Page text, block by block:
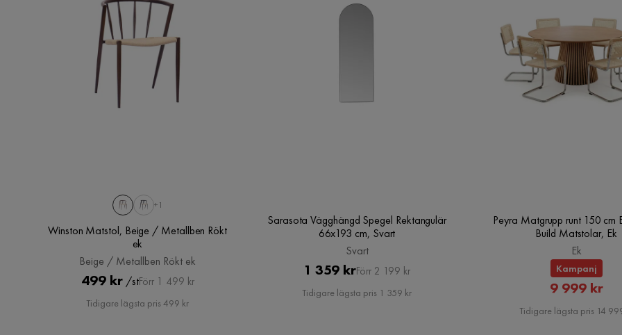
+1
Winston Matstol, Beige / Metallben Rökt
ek
Beige / Metallben Rökt ek
Pris
499 kr /stOriginal
Pris
Förr 1 499 kr
Tidigare lägsta pris 499 kr
Sarasota Vägghängd Spegel Rektangulär
66x193 cm, Svart
Svart
Pris
1 359 krOriginal
Pris
Förr 2 199 kr
Tidigare lägsta pris 1 359 kr
Peyra Matgrupp runt 150 cm
Build Matstolar, Ek
Ek
Kampanj
Pris
9 999 kr
Tidigare lägsta pris 14